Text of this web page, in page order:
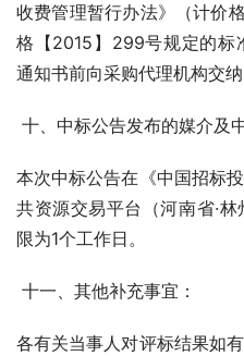
收费管理暂行办法》（计价
格【2015】299号规定的标
通知书前向采购代理机构交
十、中标公告发布的媒介及
本次中标公告在《中国招标
共资源交易平台（河南省·
限为1个工作日。
十一、其他补充事宜：
各有关当事人对评标结果如